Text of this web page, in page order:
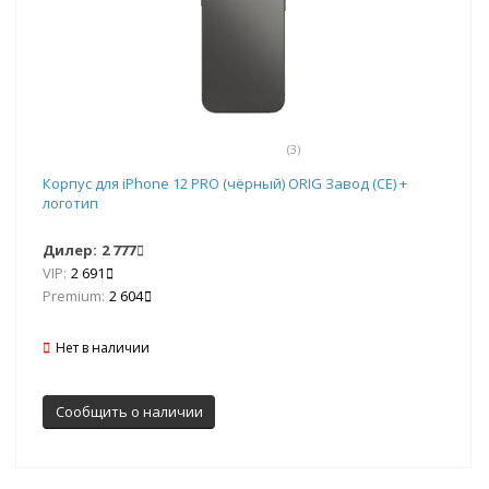
(3)
Корпус для iPhone 12 PRO (чёрный) ORIG Завод (CE) +
логотип
Дилер: 2 777
VIP: 2 691
Premium: 2 604
Нет в наличии
Сообщить о наличии